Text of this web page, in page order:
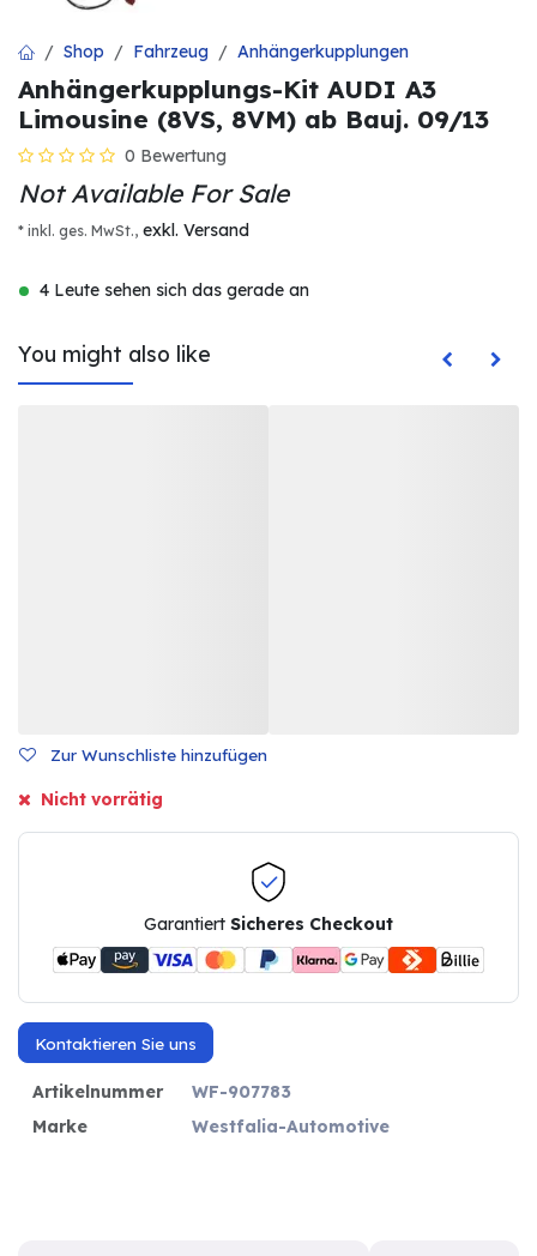
Shop Fahrzeug Anhängerkupplungen
Anhängerkupplungs-Kit AUDI A3
Limousine (8VS, 8VM) ab Bauj. 09/13
0 Bewertung
Not Available For Sale
* inkl. ges. MwSt., exkl. Versand
4 Leute sehen sich das gerade an
You might also like
Zur Wunschliste hinzufügen
Nicht vorrätig
Garantiert Sicheres Checkout
Kontaktieren Sie uns
Artikelnummer
WF-907783
Marke
Westfalia-Automotive